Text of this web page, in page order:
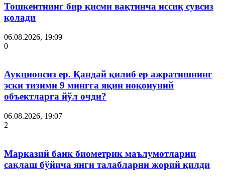
Тошкентнинг бир қисми вақтинча иссиқ сувсиз
қолади
06.08.2026, 19:09
0
Аукционсиз ер. Қандай қилиб ер ажратишнинг
эски тизими 9 мингга яқин ноқонуний
объектларга йўл очди?
06.08.2026, 19:07
2
Марказий банк биометрик маълумотларни
сақлаш бўйича янги талабларни жорий қилди